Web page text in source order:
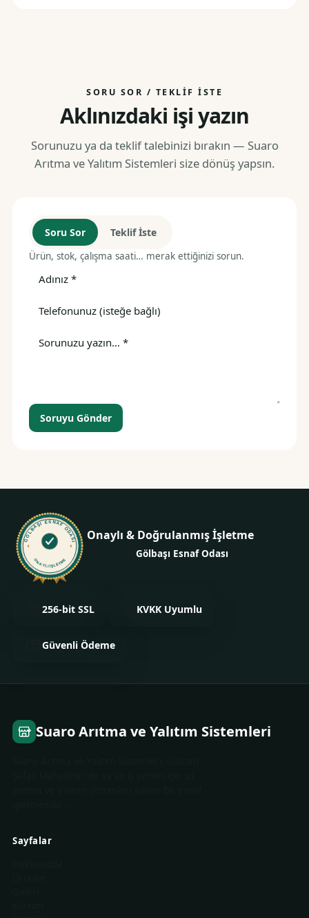
SORU SOR / TEKLIF İSTE
Aklınızdaki işi yazın
Sorunuzu ya da teklif talebinizi bırakın — Suaro
Arıtma ve Yalıtım Sistemleri size dönüş yapsın.
Soru Sor Teklif İste
Ürün, stok, çalışma saati… merak ettiğinizi sorun.
Soruyu Gönder
GÖLBAŞI ESNAF ODASI
ONAYLI İŞLETME
Onaylı & Doğrulanmış İşletme
Gölbaşı Esnaf Odası
256-bit SSL KVKK Uyumlu
Güvenli Ödeme
Suaro Arıtma ve Yalıtım Sistemleri
Sayfalar